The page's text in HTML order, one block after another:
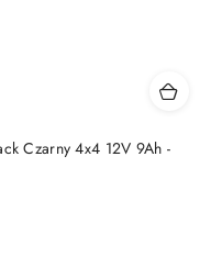
Czarny 4x4 12V 9Ah -